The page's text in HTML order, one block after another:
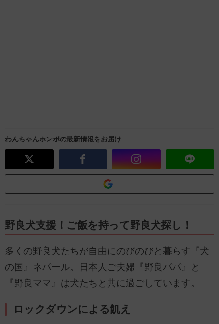
わんちゃんホンポの最新情報をお届け
野良犬支援！ご飯を持って野良犬探し！
多くの野良犬たちが自由にのびのびと暮らす『犬
の国』ネパール。日本人ご夫婦『野良パパ』と
『野良ママ』は犬たちと共に過ごしています。
ロックダウンによる飢え